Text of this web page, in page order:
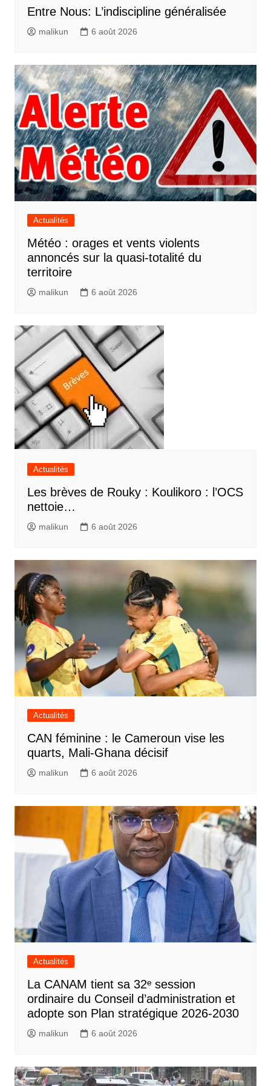
Entre Nous: L’indiscipline généralisée
malikun 6 août 2026
Actualités
Météo : orages et vents violents
annoncés sur la quasi-totalité du
territoire
malikun 6 août 2026
Actualités
Les brèves de Rouky : Koulikoro : l’OCS
nettoie…
malikun 6 août 2026
Actualités
CAN féminine : le Cameroun vise les
quarts, Mali-Ghana décisif
malikun 6 août 2026
Actualités
La CANAM tient sa 32ᵉ session
ordinaire du Conseil d’administration et
adopte son Plan stratégique 2026-2030
malikun 6 août 2026